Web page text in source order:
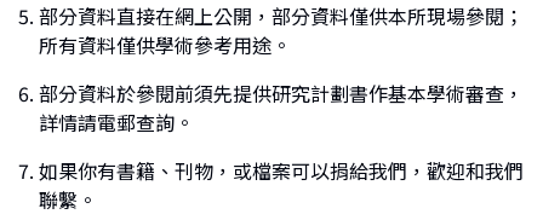
部分資料直接在網上公開，部分資料僅供本所現場參閱；
所有資料僅供學術參考用途。
部分資料於參閱前須先提供研究計劃書作基本學術審查，
詳情請電郵查詢。
如果你有書籍、刊物，或檔案可以捐給我們，歡迎和我們
聯繫。